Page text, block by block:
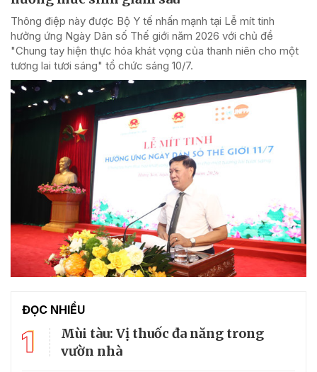
Thông điệp này được Bộ Y tế nhấn mạnh tại Lễ mít tinh
hưởng ứng Ngày Dân số Thế giới năm 2026 với chủ đề
"Chung tay hiện thực hóa khát vọng của thanh niên cho một
tương lai tươi sáng" tổ chức sáng 10/7.
ĐỌC NHIỀU
1
Mùi tàu: Vị thuốc đa năng trong
vườn nhà